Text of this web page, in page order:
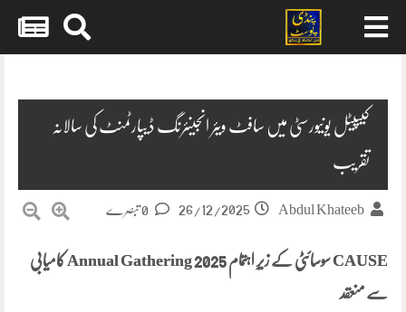
کیپیٹل یونیورسٹی میں سافٹ ویئر انجینئرنگ ڈیپارٹمنٹ کی سالانہ
تقریب
Abdul Khateeb
26/12/2025
CAUSE سوسائٹی کے زیرِ اہتمام Annual Gathering 2025 کامیابی
سے منعقد